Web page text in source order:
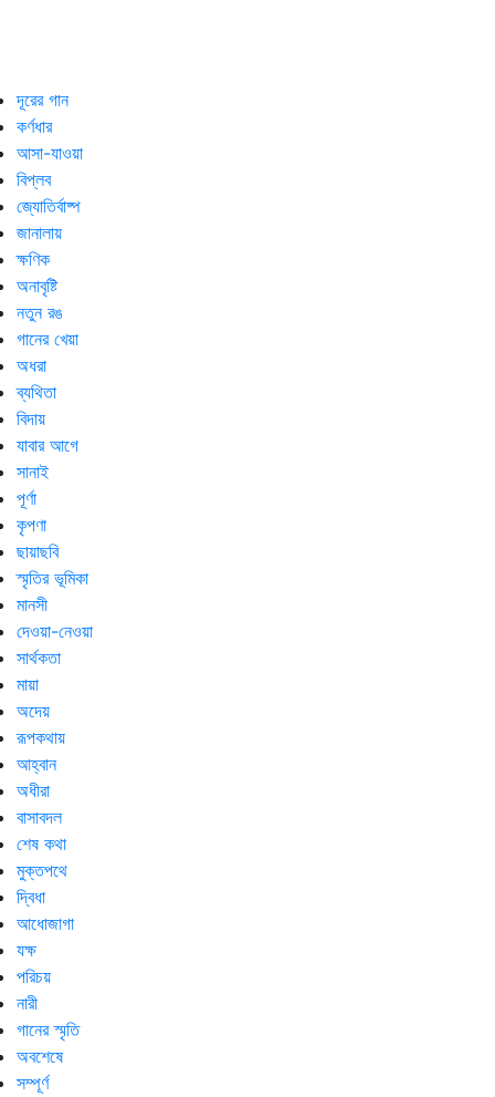
দূরের গান
কর্ণধার
আসা-যাওয়া
বিপ্লব
জ্যোতির্বাষ্প
জানালায়
ক্ষণিক
অনাবৃষ্টি
নতুন রঙ
গানের খেয়া
অধরা
ব্যথিতা
বিদায়
যাবার আগে
সানাই
পূর্ণা
কৃপণা
ছায়াছবি
স্মৃতির ভূমিকা
মানসী
দেওয়া-নেওয়া
সার্থকতা
মায়া
অদেয়
রূপকথায়
আহ্বান
অধীরা
বাসাবদল
শেষ কথা
মুক্তপথে
দ্বিধা
আধোজাগা
যক্ষ
পরিচয়
নারী
গানের স্মৃতি
অবশেষে
সম্পূর্ণ